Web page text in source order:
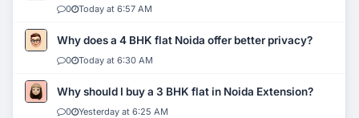
0 Today at 6:57 AM
Why does a 4 BHK flat Noida offer better privacy?
0 Today at 6:30 AM
Why should I buy a 3 BHK flat in Noida Extension?
0 Yesterday at 6:25 AM